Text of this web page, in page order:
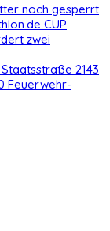
noch gesperrt
CUP
zwei
2143
Feuerwehr-